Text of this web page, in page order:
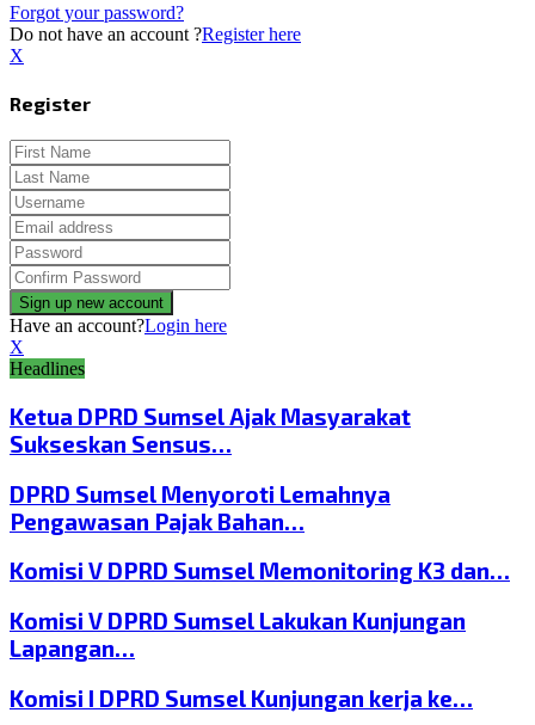
Forgot your password?
Do not have an account ?Register here
X
Register
Have an account?Login here
X
Headlines
Ketua DPRD Sumsel Ajak Masyarakat
Sukseskan Sensus…
DPRD Sumsel Menyoroti Lemahnya
Pengawasan Pajak Bahan…
Komisi V DPRD Sumsel Memonitoring K3 dan…
Komisi V DPRD Sumsel Lakukan Kunjungan
Lapangan…
Komisi I DPRD Sumsel Kunjungan kerja ke…